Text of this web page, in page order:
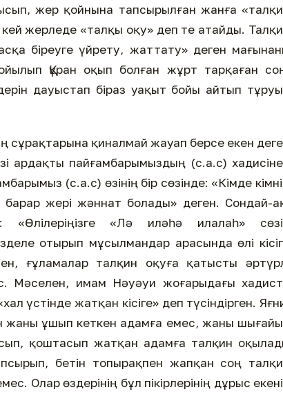
жер қойнына тапсырылған жанға
жерледе «талқы оқу» деп те атайды.
біреуге үйрету, жаттату» деген
Құран оқып болған жұрт тарқаған
дауыстап біраз уақыт бойы айтып
сұрақтарына қиналмай жауап берсе екен
ардақты пайғамбарымыздың (с.а.с)
(с.а.с) өзінің бір сөзінде: «Кімде
жері жәннат болады» деген. Сондай-
«Өлілеріңізге «Лә иләһә илалаһ»
отырып мұсылмандар арасында өлі
ғұламалар талқин оқуға қатысты
Мәселен, имам Нәуәуи жоғарыдағы
үстінде жатқан кісіге» деп түсіндірген.
жаны ұшып кеткен адамға емес, жаны
қоштасып жатқан адамға талқин
бетін топырақпен жапқан соң
Олар өздерінің бұл пікірлерінің дұрыс